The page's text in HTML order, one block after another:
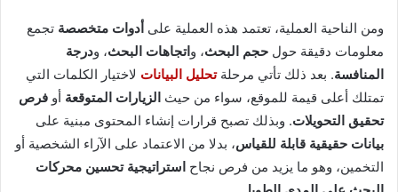
ومن الناحية العملية، تعتمد هذه العملية على أدوات متخصصة تجمع
معلومات دقيقة حول حجم البحث، واتجاهات البحث، ودرجة
المنافسة. بعد ذلك تأتي مرحلةتحليل البيانات لاختيار الكلمات التي
تمتلك أعلى قيمة للموقع، سواء من حيث الزيارات المتوقعة أو فرص
تحقيق التحويلات. وبذلك تصبح قرارات إنشاء المحتوى مبنية على
بيانات حقيقية قابلة للقياس، بدلا من الاعتماد على الآراء الشخصية أو
التخمين، وهو ما يزيد من فرص نجاح استراتيجية تحسين محركات